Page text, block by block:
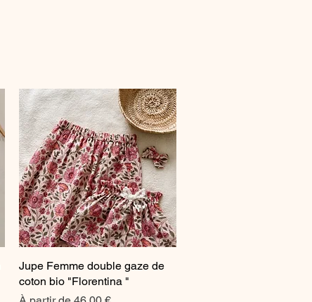
Aperçu rapide
Jupe Femme double gaze de
coton bio "Florentina "
Prix promotionnel